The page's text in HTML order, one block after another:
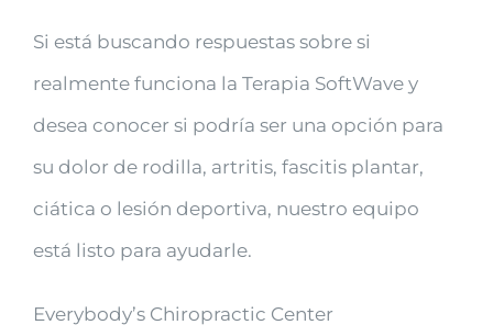
Si está buscando respuestas sobre si
realmente funciona la Terapia SoftWave y
desea conocer si podría ser una opción para
su dolor de rodilla, artritis, fascitis plantar,
ciática o lesión deportiva, nuestro equipo
está listo para ayudarle.
Everybody’s Chiropractic Center